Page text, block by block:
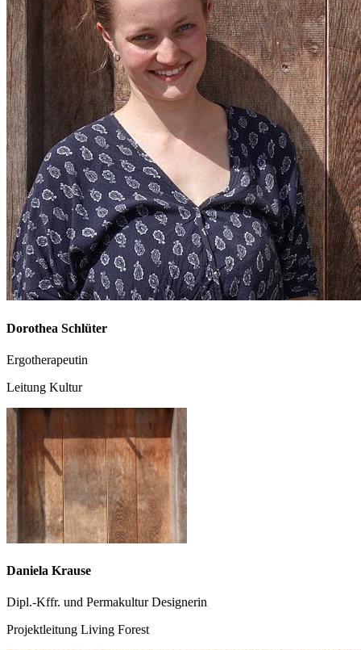
Dorothea Schlüter
Ergotherapeutin
Leitung Kultur
Daniela Krause
Dipl.-Kffr. und Permakultur Designerin
Projektleitung Living Forest